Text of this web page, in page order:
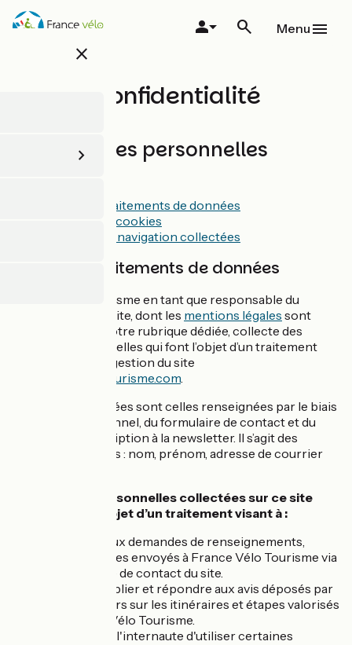
Aller
au
close
Menu
Confidentialité
Vos données personnelles
Objet des traitements de données
Gestion des cookies
Données de navigation collectées
Objet des traitements de données
France Vélo Tourisme en tant que responsable du
traitement de ce site, dont les mentions légales sont
précisées dans notre rubrique dédiée, collecte des
données personnelles qui font l’objet d’un traitement
visant à la bonne gestion du site
www.francevelotourisme.com.
Les données traitées sont celles renseignées par le biais
de l'espace personnel, du formulaire de contact et du
formulaire d’inscription à la newsletter. Il s’agit des
données suivantes : nom, prénom, adresse de courrier
Les données personnelles collectées sur ce site
internet font l’objet d’un traitement visant à :
Répondre aux demandes de renseignements,
commentaires envoyés à France Vélo Tourisme via
le formulaire de contact du site.
Modérer, publier et répondre aux avis déposés par
les utilisateurs sur les itinéraires et étapes valorisés
sur France Vélo Tourisme.
Permettre à l'internaute d'utiliser certaines